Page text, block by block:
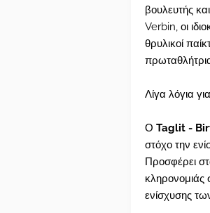
βουλευτής
Verbin, οι
θρυλικοί
Λίγα λόγια
Ο Taglit -
στόχο την
Προσφέρει
κληρονομιάς
ενίσχυσης